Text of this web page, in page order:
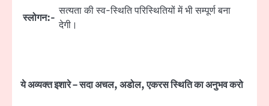
स्लोगन:-
सत्यता की स्व-स्थिति परिस्थितियों में भी सम्पूर्ण बना
देगी।
ये अव्यक्त इशारे – सदा अचल, अडोल, एकरस स्थिति का अनुभव करो